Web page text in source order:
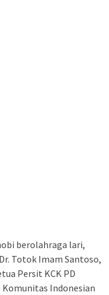
berolahraga lari,
Totok Imam Santoso,
Persit KCK PD
Komunitas Indonesian